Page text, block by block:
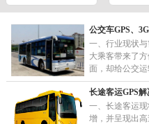
公交车GPS、
一、行业现状
大乘客带来了
面，却给公交
压力以及社会
交……
长途客运GPS
一、长途客运
增，并呈现出